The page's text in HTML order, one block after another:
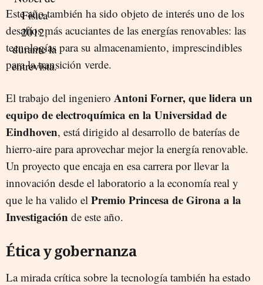
Este año también ha sido objeto de interés uno de los
desafíos más acuciantes de las energías renovables: las
tecnologías para su almacenamiento, imprescindibles
para la transición verde.
El trabajo del ingeniero Antoni Forner, que lidera un
equipo de electroquímica en la Universidad de
Eindhoven, está dirigido al desarrollo de baterías de
hierro-aire para aprovechar mejor la energía renovable.
Un proyecto que encaja en esa carrera por llevar la
innovación desde el laboratorio a la economía real y
que le ha valido el Premio Princesa de Girona a la
Investigación de este año.
Ética y gobernanza
La mirada crítica sobre la tecnología también ha estado